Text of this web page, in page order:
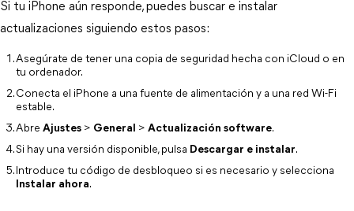
Si tu iPhone aún responde, puedes buscar e instalar
actualizaciones siguiendo estos pasos:
Asegúrate de tener una copia de seguridad hecha con iCloud o en
tu ordenador.
Conecta el iPhone a una fuente de alimentación y a una red Wi-Fi
estable.
Abre Ajustes > General > Actualización software.
Si hay una versión disponible, pulsa Descargar e instalar.
Instalar ahora.